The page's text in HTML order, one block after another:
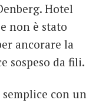
Hotel
non è stato
ancorare la
sospeso da fili.
con un